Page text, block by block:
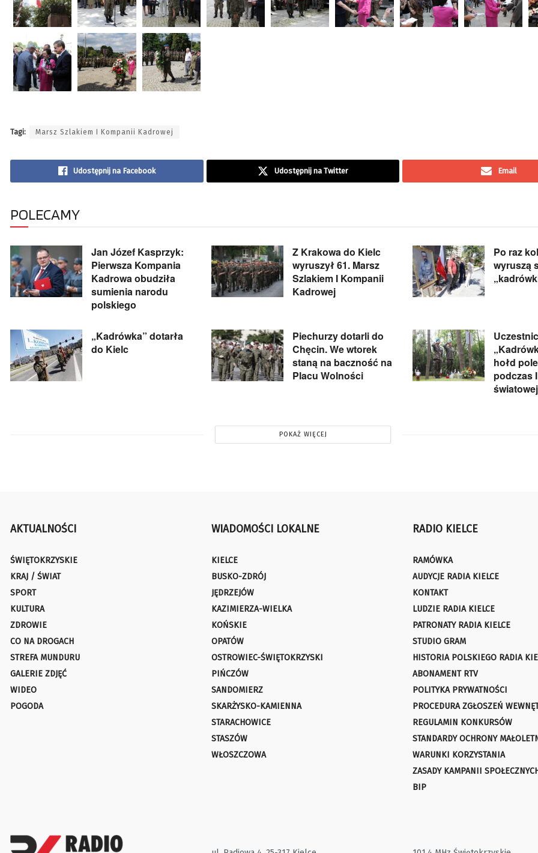
Tagi: Marsz Szlakiem I Kompanii Kadrowej
Udostępnij na Facebook Udostępnij na Twitter Email
POLECAMY
Jan Józef Kasprzyk:
Pierwsza Kompania
Kadrowa obudziła
sumienia narodu
polskiego
Z Krakowa do Kielc
wyruszył 61. Marsz
Szlakiem I Kompanii
Kadrowej
Po raz
wyruszą
„Kadrówka” dotarła
do Kielc
Piechurzy dotarli do
Chęcin. We wtorek
staną na baczność na
Placu Wolności
hołd
podczas
światowej
POKAŻ WIĘCEJ
AKTUALNOŚCI
ŚWIĘTOKRZYSKIE
KRAJ / ŚWIAT
SPORT
KULTURA
ZDROWIE
CO NA DROGACH
STREFA MUNDURU
GALERIE ZDJĘĆ
WIDEO
POGODA
WIADOMOŚCI LOKALNE
KIELCE
BUSKO-ZDRÓJ
JĘDRZEJÓW
KAZIMIERZA-WIELKA
KOŃSKIE
OPATÓW
OSTROWIEC-ŚWIĘTOKRZYSKI
PIŃCZÓW
SANDOMIERZ
SKARŻYSKO-KAMIENNA
STARACHOWICE
STASZÓW
WŁOSZCZOWA
RADIO KIELCE
RAMÓWKA
AUDYCJE RADIA KIELCE
KONTAKT
LUDZIE RADIA KIELCE
PATRONATY RADIA KIELCE
STUDIO GRAM
HISTORIA POLSKIEGO RADIA
ABONAMENT RTV
POLITYKA PRYWATNOŚCI
PROCEDURA ZGŁOSZEŃ
REGULAMIN KONKURSÓW
STANDARDY OCHRONY
WARUNKI KORZYSTANIA
ZASADY KAMPANII
BIP